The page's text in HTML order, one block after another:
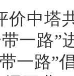
价中塔
一路”
一路”